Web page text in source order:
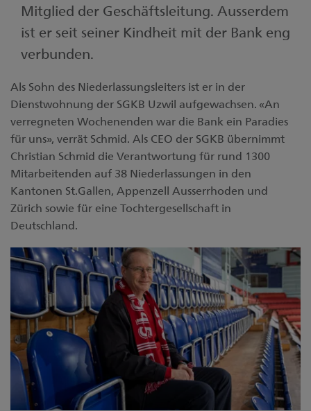
Mitglied der Geschäftsleitung. Ausserdem
ist er seit seiner Kindheit mit der Bank eng
verbunden.
Als Sohn des Niederlassungsleiters ist er in der
Dienstwohnung der SGKB Uzwil aufgewachsen. «An
verregneten Wochenenden war die Bank ein Paradies
für uns», verrät Schmid. Als CEO der SGKB übernimmt
Christian Schmid die Verantwortung für rund 1300
Mitarbeitenden auf 38 Niederlassungen in den
Kantonen St.Gallen, Appenzell Ausserrhoden und
Zürich sowie für eine Tochtergesellschaft in
Deutschland.